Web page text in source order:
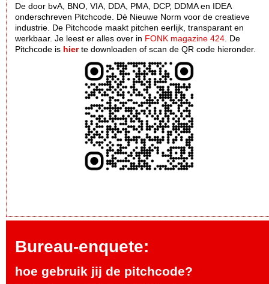
De door bvA, BNO, VIA, DDA, PMA, DCP, DDMA en IDEA
onderschreven Pitchcode. Dè Nieuwe Norm voor de creatieve
industrie. De Pitchcode maakt pitchen eerlijk, transparant en
werkbaar. Je leest er alles over in FONK magazine 424 . De
Pitchcode is hierte downloaden of scan de QR code hieronder.
Bureau-enquete:
hoe gebruik jij de pitchcode?